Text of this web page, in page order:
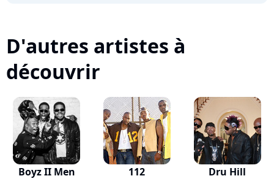
D'autres artistes à
découvrir
Boyz II Men 112 Dru Hill